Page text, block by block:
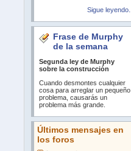
Sigue leyendo...
Frase de Murphy
de la semana
Segunda ley de Murphy
sobre la construcción
Cuando desmontes cualquier
cosa para arreglar un pequeño
problema, causarás un
problema más grande.